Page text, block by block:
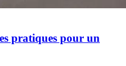
pratiques pour un